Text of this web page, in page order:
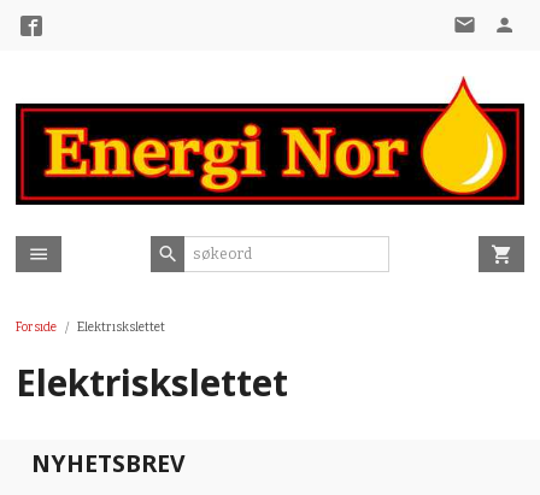
Forside Elektriskslettet
Elektriskslettet
NYHETSBREV